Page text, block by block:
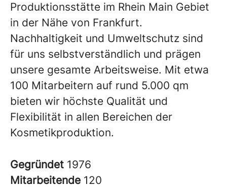
Produktionsstätte im Rhein Main Gebiet
in der Nähe von Frankfurt.
Nachhaltigkeit und Umweltschutz sind
für uns selbstverständlich und prägen
unsere gesamte Arbeitsweise. Mit etwa
100 Mitarbeitern auf rund 5.000 qm
bieten wir höchste Qualität und
Flexibilität in allen Bereichen der
Kosmetikproduktion.
Gegründet 1976
Mitarbeitende 120